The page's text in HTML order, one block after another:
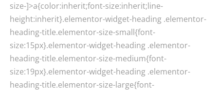
size-]>a{color:inherit;font-size:inherit;line-
height:inherit}.elementor-widget-heading .elementor-
heading-title.elementor-size-small{font-
size:15px}.elementor-widget-heading .elementor-
heading-title.elementor-size-medium{font-
size:19px}.elementor-widget-heading .elementor-
heading-title.elementor-size-large{font-